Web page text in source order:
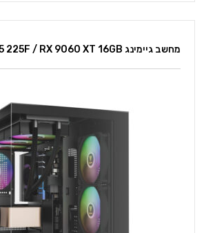
מחשב גיימינג Core Ultra 5 225F / RX 9060 XT 16GB